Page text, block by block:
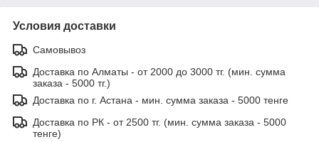
Условия доставки
Самовывоз
Доставка по Алматы - от 2000 до 3000 тг. (мин. сумма
заказа - 5000 тг.)
Доставка по г. Астана - мин. сумма заказа - 5000 тенге
Доставка по РК - от 2500 тг. (мин. сумма заказа - 5000
тенге)